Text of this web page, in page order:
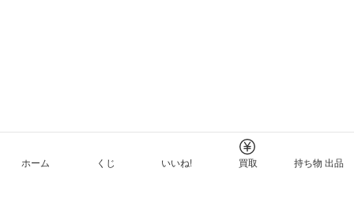
ホーム くじ いいね! 買取 持ち物 出品